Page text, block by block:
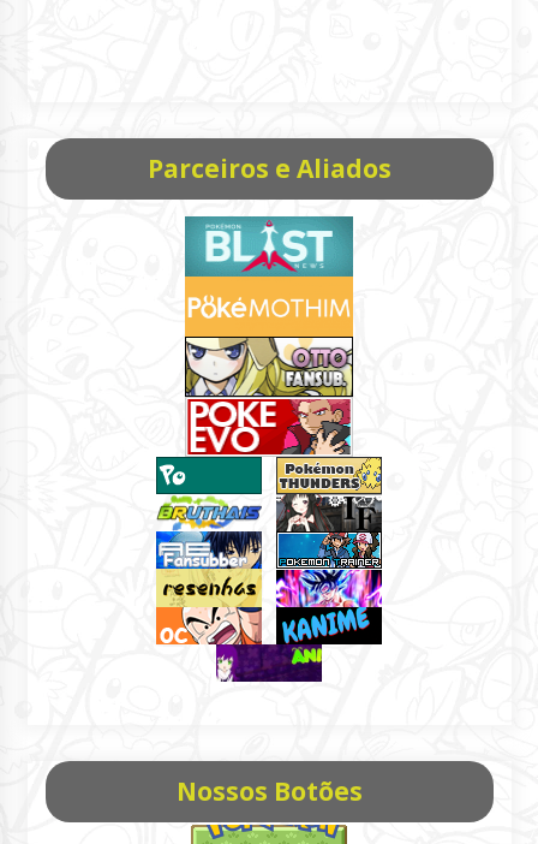
Parceiros e Aliados
Nossos Botões